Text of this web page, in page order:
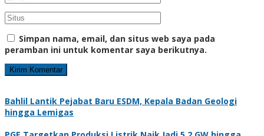
Simpan nama, email, dan situs web saya pada
peramban ini untuk komentar saya berikutnya.
Bahlil Lantik Pejabat Baru ESDM, Kepala Badan Geologi
hingga Lemigas